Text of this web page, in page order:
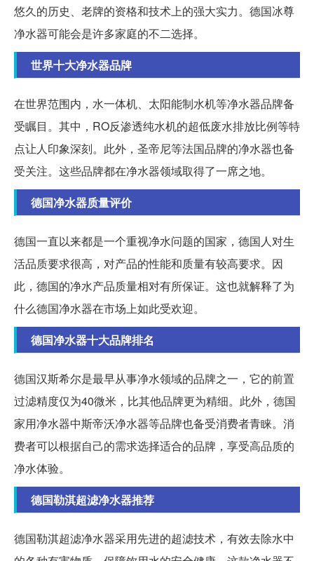
悠久的历史、老牌的资格和技术上的强大实力。德国冰尊
净水器可能会是许多家庭的不二选择。
世界十大净水器品牌
在世界范围内，水一体机、太阳能制水机等净水器品牌备
受瞩目。其中，RO反渗透纯水机的超低废水排放比例等特
点让人印象深刻。此外，圣帝尼等法国品牌的净水器也备
受关注。这些品牌都在净水器领域取得了一席之地。
德国净水器质量评价
德国一直以来都是一个重视净水问题的国家，德国人对生
活品质要求很高，对产品的性能和质量有较高要求。因
此，德国的净水产品质量相对有所保证。这也就解释了为
什么德国净水器在市场上如此受欢迎。
德国净水器十大品牌排名
德国汉斯希尔是最早从事净水领域的品牌之一，它的前置
过滤精度仅为40微米，比其他品牌更为精细。此外，德国
家用净水器中斯帝沃净水器等品牌也备受消费者青睐。消
费者可以根据自己的需求选择适合的品牌，享受高品质的
净水体验。
德国勒淇超滤净水器推荐
德国勒淇超滤净水器采用先进的超滤技术，有效去除水中